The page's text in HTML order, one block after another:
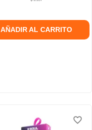
AÑADIR AL CARRITO
favorite_border
favorite_border
favorite_border